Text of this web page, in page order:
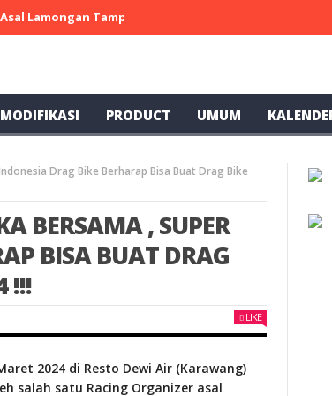
Lamongan Tampil Kompetitif, Raih Tiga Podium di
MODIFIKASI PRODUCT UMUM
Drag Bike Berharap Bisa Buat Drag Bike
BERSAMA , SUPER
BISA BUAT DRAG
!!!
LIKE
2024 di Resto Dewi Air (Karawang)
salah satu Racing Organizer asal